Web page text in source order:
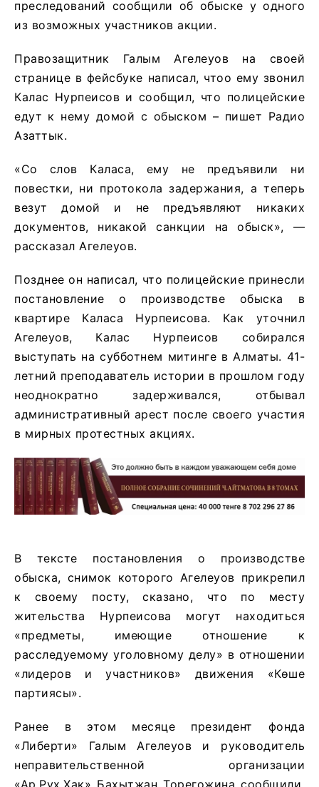
преследований сообщили об обыске у одного
из возможных участников акции.
Правозащитник Галым Агелеуов на своей
странице в фейсбукe написал, чтоо ему звонил
Калас Нурпеисов и сообщил, что полицейские
едут к нему домой с обыском – пишет Радио
Азаттык.
«Со слов Каласа, ему не предъявили ни
повестки, ни протокола задержания, а теперь
везут домой и не предъявляют никаких
документов, никакой санкции на обыск», —
рассказал Агелеуов.
Позднее он написал, что полицейские принесли
постановление о производстве обыска в
квартире Каласа Нурпеисова. Как уточнил
Агелеуов, Калас Нурпеисов собирался
выступать на субботнем митинге в Алматы. 41-
летний преподаватель истории в прошлом году
неоднократно задерживался, отбывал
административный арест после своего участия
в мирных протестных акциях.
В тексте постановления о производстве
обыска, снимок которого Агелеуов прикрепил
к своему посту, сказано, что по месту
жительства Нурпеисова могут находиться
«предметы, имеющие отношение к
расследуемому уголовному делу» в отношении
«лидеров и участников» движения «Көше
партиясы».
Ранее в этом месяце президент фонда
«Либерти» Галым Агелеуов и руководитель
неправительственной организации